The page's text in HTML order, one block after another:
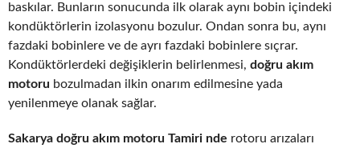
baskılar. Bunların sonucunda ilk olarak aynı bobin içindeki
kondüktörlerin izolasyonu bozulur. Ondan sonra bu, aynı
fazdaki bobinlere ve de ayrı fazdaki bobinlere sıçrar.
Kondüktörlerdeki değişiklerin belirlenmesi, doğru akım
motoru bozulmadan ilkin onarım edilmesine yada
yenilenmeye olanak sağlar.
Sakarya doğru akım motoru Tamiri nde rotoru arızaları